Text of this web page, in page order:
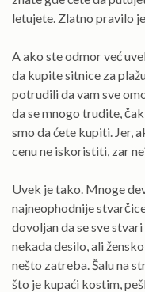
letujete. Zlatno pravilo
A ako ste odmor već
da kupite sitnice za
potrudili da vam sve
da se mnogo trudite,
smo da ćete kupiti. Jer,
cenu ne iskoristiti, zar
Uvek je tako. Mnoge
najneophodnije
dovoljan da se sve
nekada desilo, ali
nešto zatreba. Šalu na
što je kupaći kostim,